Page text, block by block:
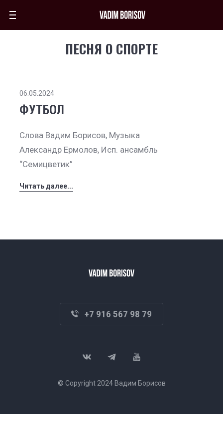
ПЕСНЯ О СПОРТЕ
06.05.2024
ФУТБОЛ
Слова Вадим Борисов, Музыка
Александр Ермолов, Исп. ансамбль
“Семицветик”
Читать далее...
+7 916 567 98 79
© Copyright 2024 Вадим Борисов